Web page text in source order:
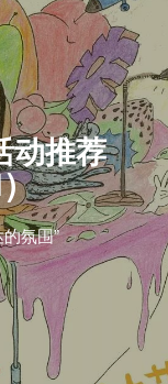
动推荐
氛围”